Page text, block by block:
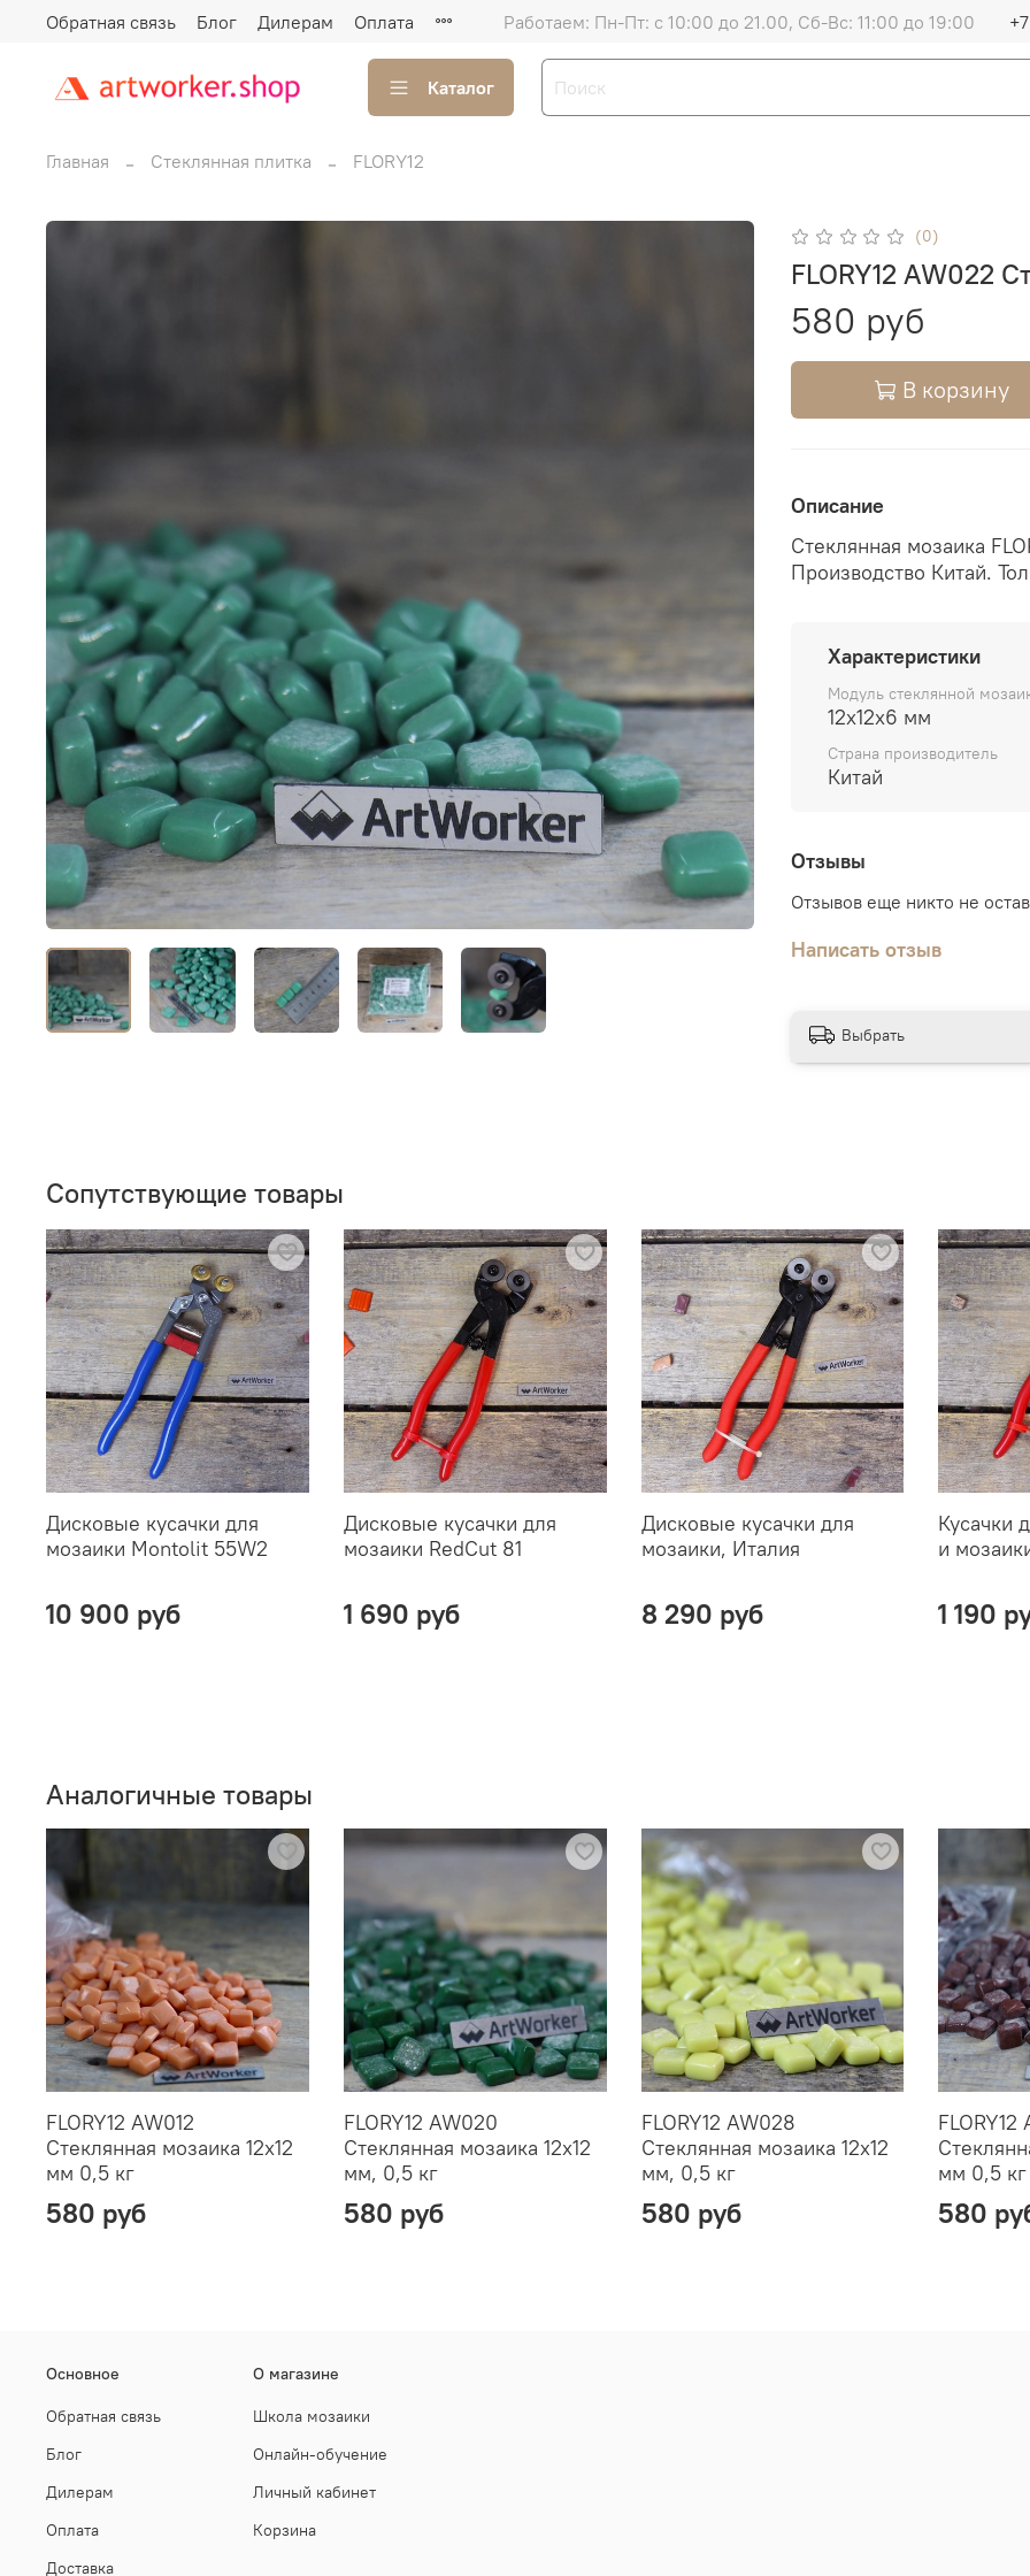
Обратная связь Блог Дилерам Оплата Работаем: Пн-Пт: с 10:00 до 21.00, Сб-Вс: 11:00 до 19:00
Каталог
Главная Стеклянная плитка FLORY12
(0)
FLORY12 AW022
580 руб
В корзину
Описание
Стеклянная мозаика
Производство Китай.
Характеристики
Модуль стеклянной
12х12х6 мм
Cтрана производитель
Китай
Отзывы
Отзывов еще никто не
Написать отзыв
Выбрать
Сопутствующие товары
Дисковые кусачки для
мозаики Montolit 55W2
10 900 руб
Дисковые кусачки для
мозаики RedCut 81
1 690 руб
Дисковые кусачки для
мозаики, Италия
8 290 руб
Кусачки
и
1 190
Аналогичные товары
FLORY12 AW012
Стеклянная мозаика 12х12
мм 0,5 кг
580 руб
FLORY12 AW020
Стеклянная мозаика 12х12
мм, 0,5 кг
580 руб
FLORY12 AW028
Стеклянная мозаика 12х12
мм, 0,5 кг
580 руб
FLORY12
мм 0,5 кг
580
Основное
Обратная связь
Блог
Дилерам
Оплата
Доставка
О магазине
Школа мозаики
Онлайн-обучение
Личный кабинет
Корзина